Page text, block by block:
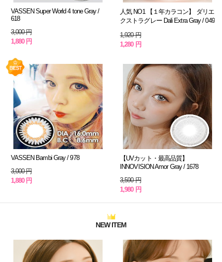
VASSEN Super World 4 tone Gray /
618
3,000 円
1,880 円
人気 NO1 【１年カラコン】 ダリエ
クストラグレー Dali Extra Gray / 049
1,920 円
1,280 円
VASSEN Bambi Gray / 978
3,000 円
1,880 円
【UVカット・最高品質】
INNOVISION Amor Gray / 1678
3,590 円
1,980 円
NEW ITEM